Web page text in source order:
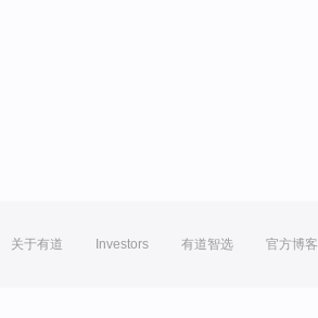
关于有道 Investors 有道智选 官方博客